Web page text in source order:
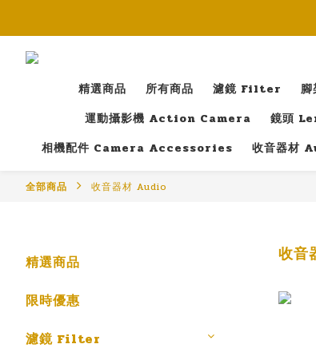
精選商品 所有商品 濾鏡 Filter
運動攝影機 Action Camera
鏡頭
相機配件 Camera Accessories
收音器材
全部商品 收音器材 Audio
精選商品
限時優惠
濾鏡 Filter
收音